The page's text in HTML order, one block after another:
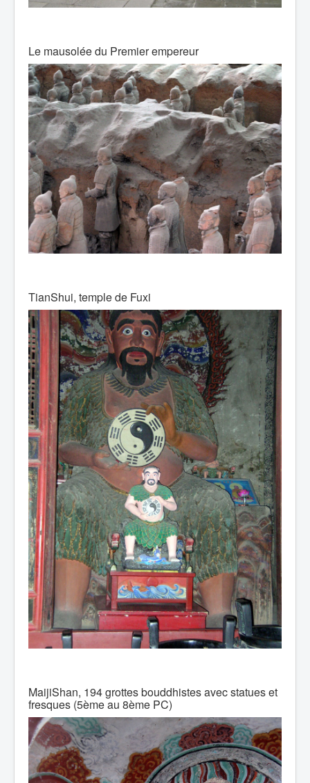
Le mausolée du Premier empereur
TianShui, temple de Fuxi
MaijiShan, 194 grottes bouddhistes avec statues et
fresques (5ème au 8ème PC)